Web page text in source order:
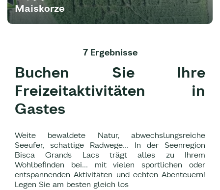
Maiskorze
7 Ergebnisse
Buchen Sie Ihre
Freizeitaktivitäten in
Gastes
Weite bewaldete Natur, abwechslungsreiche
Seeufer, schattige Radwege... In der Seenregion
Bisca Grands Lacs trägt alles zu Ihrem
Wohlbefinden bei... mit vielen sportlichen oder
entspannenden Aktivitäten und echten Abenteuern!
Legen Sie am besten gleich los